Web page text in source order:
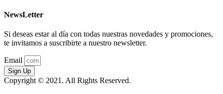
NewsLetter
Si deseas estar al día con todas nuestras novedades y promociones,
te invitamos a suscribirte a nuestro newsletter.
Email
Sign Up
Copyright © 2021. All Rights Reserved.